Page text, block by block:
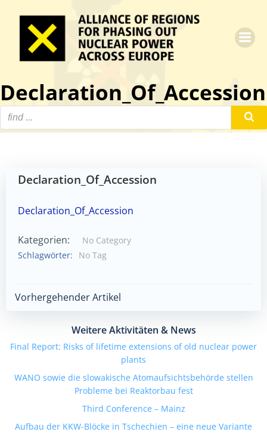
Inhalt
springen
Declaration_Of_Accession
Declaration_Of_Accession
Declaration_Of_Accession
Kategorien:
No Category
Schlagwörter:
No Tag
Beitragsnavigation
Vorhergehender Artikel
Weitere Aktivitäten & News
Final Report: Risks of lifetime extensions of old nuclear power
plants
WANO sowie die slowakische Atomaufsichtsbehörde stellen
Probleme bei Reaktorbau fest
Third Conference – Mainz
Aufbau der KKW-Blöcke in Tschechien – eine neue Variante